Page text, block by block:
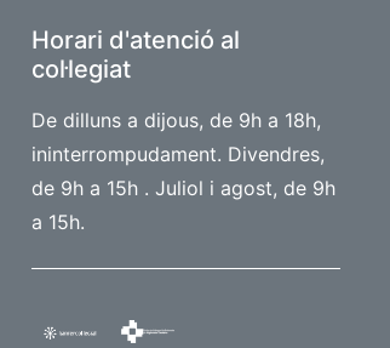
Horari d'atenció al
col·legiat
De dilluns a dijous, de 9h a 18h,
ininterrompudament. Divendres,
de 9h a 15h . Juliol i agost, de 9h
a 15h.